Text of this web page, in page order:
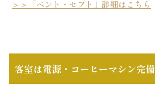
＞＞「ペント・セプト」詳細はこちら
客室は電源・コーヒーマシン完備